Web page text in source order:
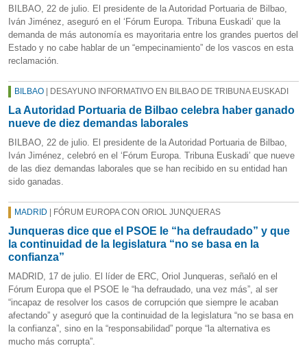
BILBAO, 22 de julio. El presidente de la Autoridad Portuaria de Bilbao,
Iván Jiménez, aseguró en el ‘Fórum Europa. Tribuna Euskadi’ que la
demanda de más autonomía es mayoritaria entre los grandes puertos del
Estado y no cabe hablar de un “empecinamiento” de los vascos en esta
reclamación.
BILBAO | DESAYUNO INFORMATIVO EN BILBAO DE TRIBUNA EUSKADI
La Autoridad Portuaria de Bilbao celebra haber ganado
nueve de diez demandas laborales
BILBAO, 22 de julio. El presidente de la Autoridad Portuaria de Bilbao,
Iván Jiménez, celebró en el ‘Fórum Europa. Tribuna Euskadi’ que nueve
de las diez demandas laborales que se han recibido en su entidad han
sido ganadas.
MADRID | FÓRUM EUROPA CON ORIOL JUNQUERAS
Junqueras dice que el PSOE le “ha defraudado” y que
la continuidad de la legislatura “no se basa en la
confianza”
MADRID, 17 de julio. El líder de ERC, Oriol Junqueras, señaló en el
Fórum Europa que el PSOE le “ha defraudado, una vez más”, al ser
“incapaz de resolver los casos de corrupción que siempre le acaban
afectando” y aseguró que la continuidad de la legislatura “no se basa en
la confianza”, sino en la “responsabilidad” porque “la alternativa es
mucho más corrupta”.